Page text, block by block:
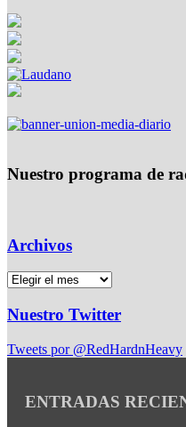
Nuestro programa de
Archivos
Nuestro Twitter
Tweets por @RedHardnHeavy
ENTRADAS